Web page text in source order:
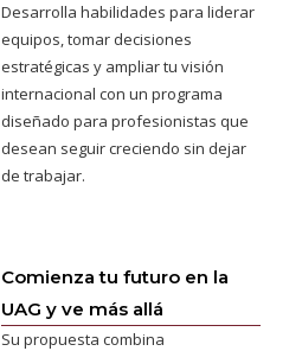
Desarrolla habilidades para liderar
equipos, tomar decisiones
estratégicas y ampliar tu visión
internacional con un programa
diseñado para profesionistas que
desean seguir creciendo sin dejar
de trabajar.
Comienza tu futuro en la
UAG y ve más allá
Su propuesta combina